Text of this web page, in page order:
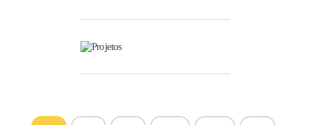
Projetos